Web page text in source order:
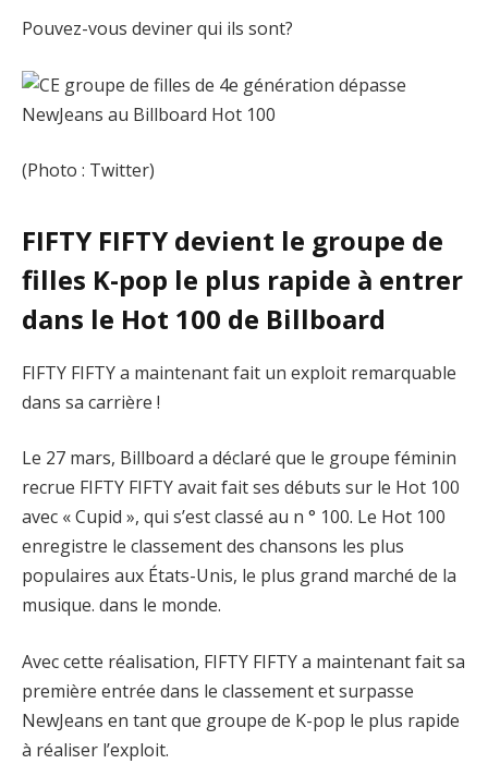
Pouvez-vous deviner qui ils sont?
(Photo : Twitter)
FIFTY FIFTY devient le groupe de
filles K-pop le plus rapide à entrer
dans le Hot 100 de Billboard
FIFTY FIFTY a maintenant fait un exploit remarquable
dans sa carrière !
Le 27 mars, Billboard a déclaré que le groupe féminin
recrue FIFTY FIFTY avait fait ses débuts sur le Hot 100
avec « Cupid », qui s’est classé au n ° 100. Le Hot 100
enregistre le classement des chansons les plus
populaires aux États-Unis, le plus grand marché de la
musique. dans le monde.
Avec cette réalisation, FIFTY FIFTY a maintenant fait sa
première entrée dans le classement et surpasse
NewJeans en tant que groupe de K-pop le plus rapide
à réaliser l’exploit.